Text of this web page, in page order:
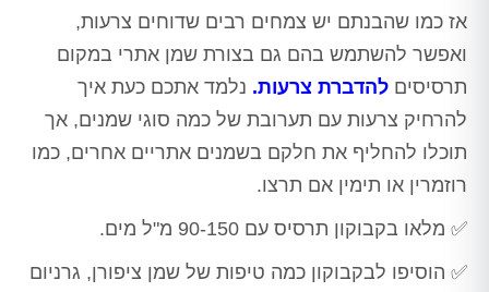
אז כמו שהבנתם יש צמחים רבים שדוחים צרעות,
ואפשר להשתמש בהם גם בצורת שמן אתרי במקום
תרסיסים להדברת צרעות. נלמד אתכם כעת איך
להרחיק צרעות עם תערובת של כמה סוגי שמנים, אך
תוכלו להחליף את חלקם בשמנים אתריים אחרים, כמו
רוזמרין או תימין אם תרצו.
✅ מלאו בקבוקון תרסיס עם 90-150 מ"ל מים.
✅ הוסיפו לבקבוקון כמה טיפות של שמן ציפורן, גרניום